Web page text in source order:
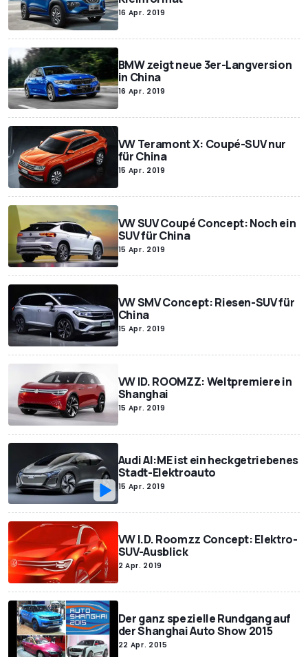
16 Apr. 2019
BMW zeigt neue 3er-Langversion
in China
16 Apr. 2019
VW Teramont X: Coupé-SUV nur
für China
15 Apr. 2019
VW SUV Coupé Concept: Noch ein
SUV für China
15 Apr. 2019
VW SMV Concept: Riesen-SUV für
China
15 Apr. 2019
VW ID. ROOMZZ: Weltpremiere in
Shanghai
15 Apr. 2019
Audi AI:ME ist ein heckgetriebenes
Stadt-Elektroauto
15 Apr. 2019
VW I.D. Roomzz Concept: Elektro-
SUV-Ausblick
2 Apr. 2019
Der ganz spezielle Rundgang auf
der Shanghai Auto Show 2015
22 Apr. 2015